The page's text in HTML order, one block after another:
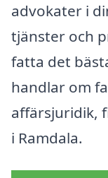
advokater i
tjänster och
fatta det
handlar om
affärsjuridik,
i Ramdala.